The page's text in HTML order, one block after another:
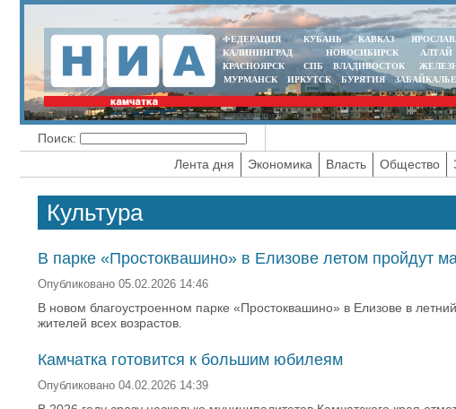
ФЕДЕРАЦИЯ КУБАНЬ КАВКАЗ
КАЛИНИНГРАД
НОВОСИБИРСК АЛТАЙ
КРАСНОЯРСК
СПБ ВЛАДИВОСТОК
МУРМАНСК
ИРКУТСК БУРЯТИЯ ЗАБАЙКАЛЬЕ
Поиск:
Лента дня
Экономика Власть Общество
Культура
В парке «Простоквашино» в Елизове летом пройдут
Опубликовано 05.02.2026 14:46
В новом благоустроенном парке «Простоквашино» в Елизове в
жителей всех возрастов.
Камчатка готовится к большим юбилеям
Опубликовано 04.02.2026 14:39